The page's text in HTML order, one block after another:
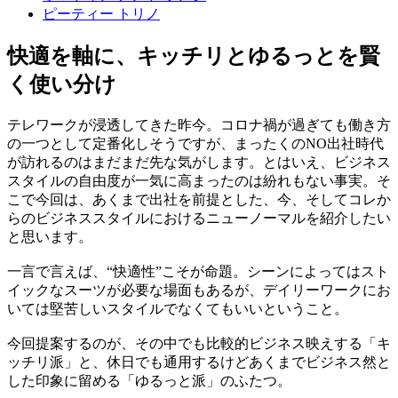
ピーティー トリノ
快適を軸に、キッチリとゆるっとを賢
く使い分け
テレワークが浸透してきた昨今。コロナ禍が過ぎても働き方
の一つとして定番化しそうですが、まったくのNO出社時代
が訪れるのはまだまだ先な気がします。とはいえ、ビジネス
スタイルの自由度が一気に高まったのは紛れもない事実。そ
こで今回は、あくまで出社を前提とした、今、そしてコレか
らのビジネススタイルにおけるニューノーマルを紹介したい
と思います。
一言で言えば、“快適性”こそが命題。シーンによってはスト
イックなスーツが必要な場面もあるが、デイリーワークにお
いては堅苦しいスタイルでなくてもいいということ。
今回提案するのが、その中でも比較的ビジネス映えする「キ
ッチリ派」と、休日でも通用するけどあくまでビジネス然と
した印象に留める「ゆるっと派」のふたつ。